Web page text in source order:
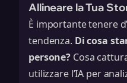
Allineare la Tua
È importante tenere
tendenza. Di cosa
persone? Cosa
utilizzare l’IA per